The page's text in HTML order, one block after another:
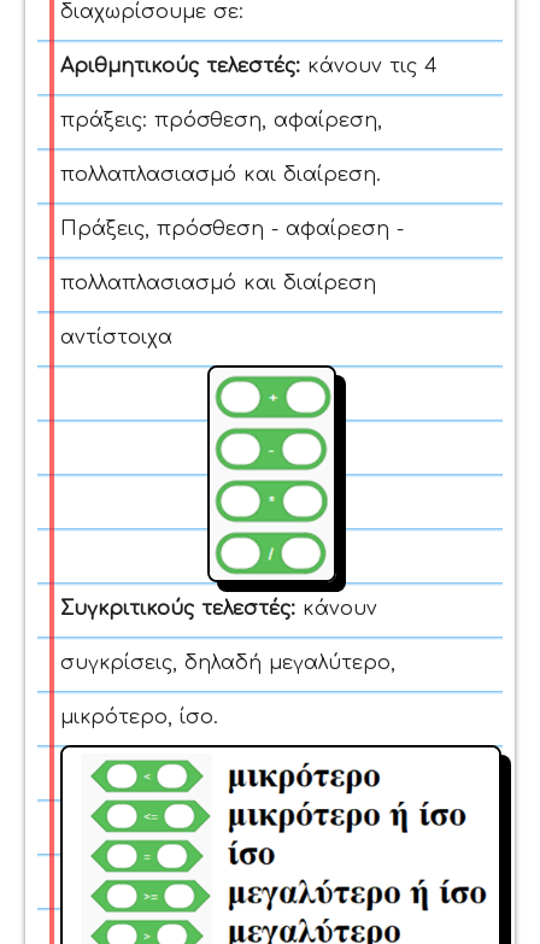
διαχωρίσουμε σε:
Αριθμητικούς τελεστές: κάνουν τις 4
πράξεις: πρόσθεση, αφαίρεση,
πολλαπλασιασμό και διαίρεση.
Πράξεις, πρόσθεση - αφαίρεση -
πολλαπλασιασμό και διαίρεση
αντίστοιχα
Συγκριτικούς τελεστές: κάνουν
συγκρίσεις, δηλαδή μεγαλύτερο,
μικρότερο, ίσο.